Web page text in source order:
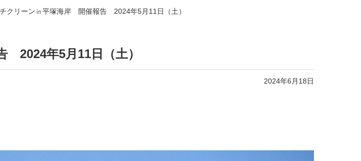
チクリーン㏌平塚海岸 開催報告 2024年5月11日（土）
2024年5月11日（土）
2024年6月18日